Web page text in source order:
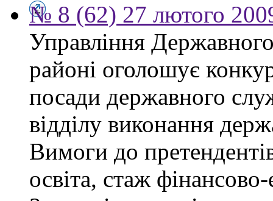
№ 8 (62) 27 лютого
Управління
районі оголошує
посади державного
відділу виконання
Вимоги до
освіта, стаж